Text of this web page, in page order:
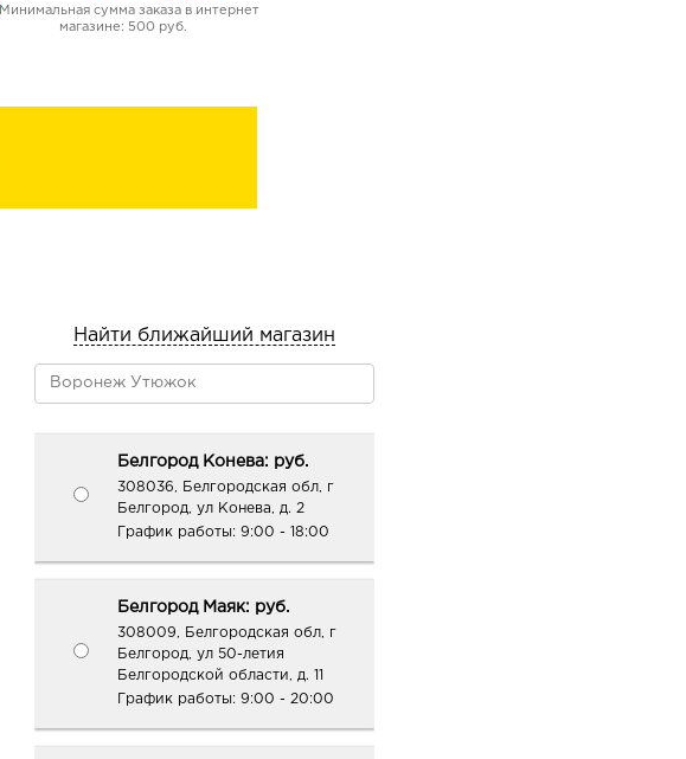
Минимальная сумма заказа в интернет
магазине: 500 руб.
Найти ближайший магазин
Белгород Конева: руб.
308036, Белгородская обл, г
Белгород, ул Конева, д. 2
График работы: 9:00 - 18:00
Белгород Маяк: руб.
308009, Белгородская обл, г
Белгород, ул 50-летия
Белгородской области, д. 11
График работы: 9:00 - 20:00